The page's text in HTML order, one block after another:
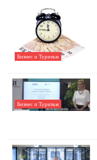
Бизнес и Туризъм
Бизнес и Туризъм